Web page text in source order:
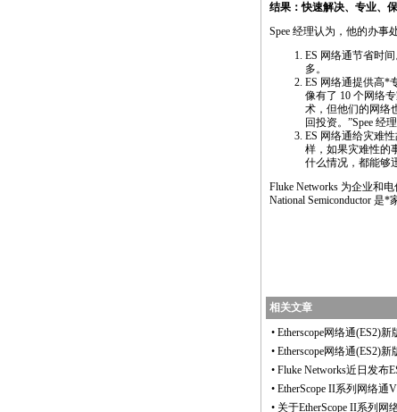
结果：快速解决、专业、
Spee 经理认为，他的办事
ES 网络通节省时
多。
ES 网络通提供高*
像有了 10 个网络
术，但他们的网络
回投资。”Spee 经理
ES 网络通给灾难
样，如果灾难性的
什么情况，都能够
Fluke Networks 为企业和
National Semiconductor 是*
相关文章
• Etherscope网络通(ES2)
• Etherscope网络通(ES2)
• Fluke Networks近日发布
• EtherScope II系列网络
• 关于EtherScope II系列网